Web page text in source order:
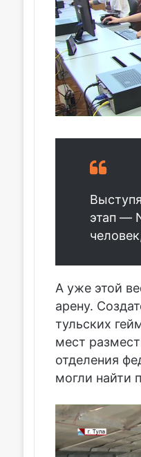
этап —
А уже этой
арену.
тульских
мест
отделения
могли найти